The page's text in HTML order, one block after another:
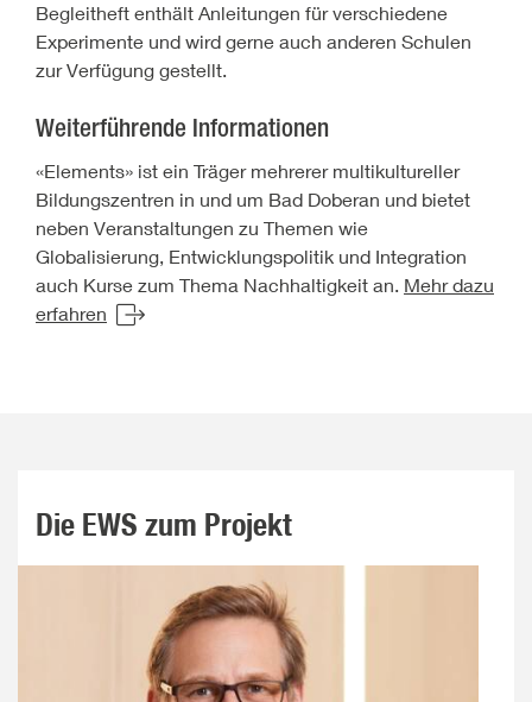
Begleitheft enthält Anleitungen für verschiedene
Experimente und wird gerne auch anderen Schulen
zur Verfügung gestellt.
Weiterführende Informationen
«Elements» ist ein Träger mehrerer multikultureller
Bildungszentren in und um Bad Doberan und bietet
neben Veranstaltungen zu Themen wie
Globalisierung, Entwicklungspolitik und Integration
auch Kurse zum Thema Nachhaltigkeit an. Mehr dazu
erfahren
Die EWS zum Projekt